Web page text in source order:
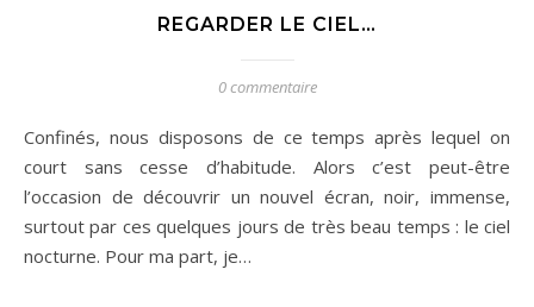
REGARDER LE CIEL…
0 commentaire
Confinés, nous disposons de ce temps après lequel on
court sans cesse d’habitude. Alors c’est peut-être
l’occasion de découvrir un nouvel écran, noir, immense,
surtout par ces quelques jours de très beau temps : le ciel
nocturne. Pour ma part, je…